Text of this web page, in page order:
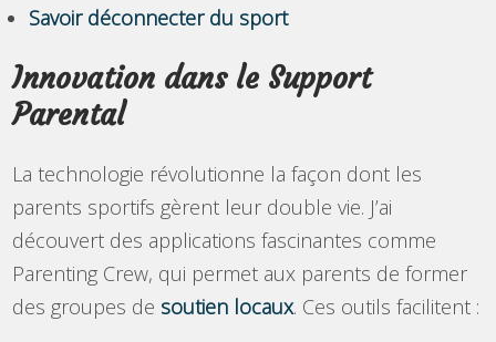
Savoir déconnecter du sport
Innovation dans le Support
Parental
La technologie révolutionne la façon dont les
parents sportifs gèrent leur double vie. J’ai
découvert des applications fascinantes comme
Parenting Crew, qui permet aux parents de former
des groupes de soutien locaux. Ces outils facilitent :